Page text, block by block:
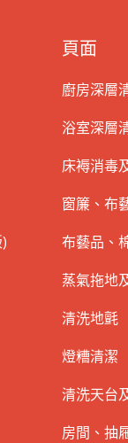
頁面
廚房深層
浴室深層
床褥消毒
窗簾、布
布藝品、
蒸氣拖地
清洗地氈
燈糟清潔
清洗天台
房間、抽